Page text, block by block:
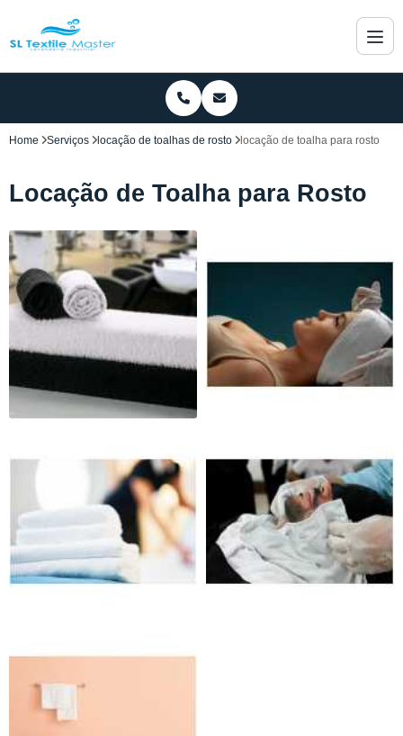
Home Serviços locação de toalhas de rosto locação de toalha para rosto
Locação de Toalha para Rosto